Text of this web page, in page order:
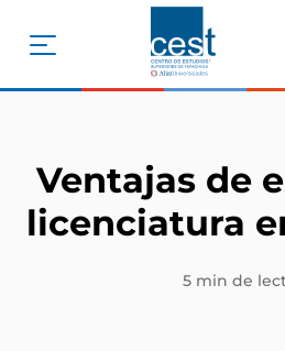
Ventajas de
licenciatura
5 min de